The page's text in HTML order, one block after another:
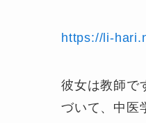
https://li-
彼女は教師で
づいて、中医